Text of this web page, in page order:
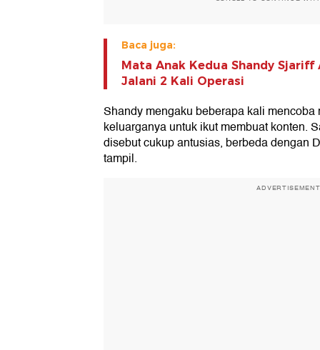
Baca juga:
Mata Anak Kedua Shandy
Jalani 2 Kali Operasi
Shandy mengaku beberapa kali
keluarganya untuk ikut membuat konten.
disebut cukup antusias, berbeda dengan
tampil.
ADVERTISEMENT